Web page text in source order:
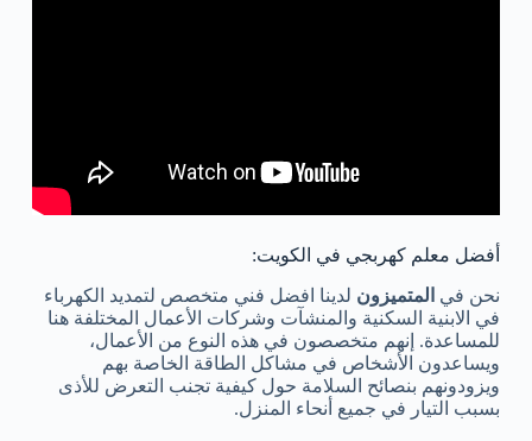
أفضل معلم كهربجي في الكويت:
نحن في المتميزون لدينا افضل فني متخصص لتمديد الكهرباء
في الابنية السكنية والمنشآت وشركات الأعمال المختلفة هنا
للمساعدة. إنهم متخصصون في هذه النوع من الأعمال،
ويساعدون الأشخاص في مشاكل الطاقة الخاصة بهم
ويزودونهم بنصائح السلامة حول كيفية تجنب التعرض للأذى
بسبب التيار في جميع أنحاء المنزل.